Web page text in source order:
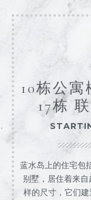
10栋公
17栋
蓝水岛上的住宅包
别墅，居住着来
样的尺寸，它们